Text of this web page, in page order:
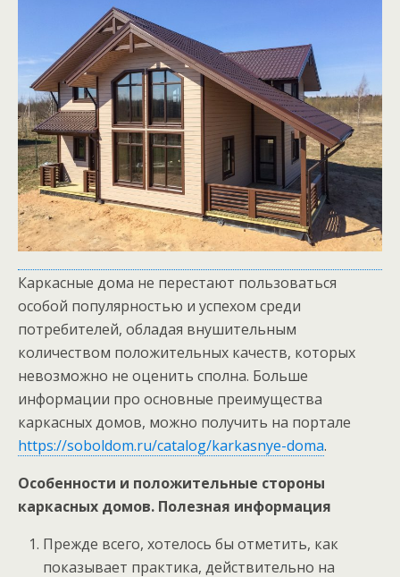
Каркасные дома не перестают пользоваться
особой популярностью и успехом среди
потребителей, обладая внушительным
количеством положительных качеств, которых
невозможно не оценить сполна. Больше
информации про основные преимущества
каркасных домов, можно получить на портале
https://soboldom.ru/catalog/karkasnye-doma.
Особенности и положительные стороны
каркасных домов. Полезная информация
Прежде всего, хотелось бы отметить, как
показывает практика, действительно на